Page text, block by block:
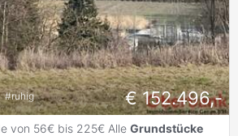
#ruhig € 152.496,-
von 56€ bis 225€ Alle Grundstücke